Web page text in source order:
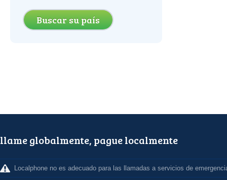
Buscar su país
llame globalmente, pague localmente
Localphone no es adecuado para las llamadas a servicios de